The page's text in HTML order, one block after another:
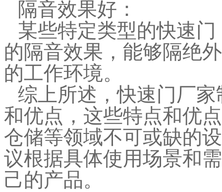
隔音效果好：
某些特定类型的快速
的隔音效果，能够隔绝
的工作环境。
综上所述，快速门厂
和优点，这些特点和优
仓储等领域不可或缺的
议根据具体使用场景和
己的产品。